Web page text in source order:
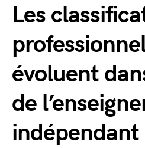
Les
évoluent
de
indépendant